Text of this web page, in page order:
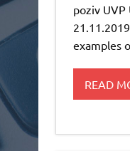
poziv UVP
examples
READ